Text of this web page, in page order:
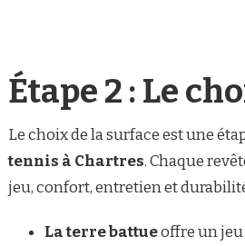
Étape 2 : Le
Le choix de la surface est une
tennis à Chartres. Chaque
jeu, confort, entretien et
La terre battueoffre un